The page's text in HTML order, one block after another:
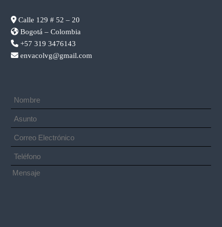
Calle 129 # 52 – 20
Bogotá – Colombia
+57 319 3476143
envacolvg@gmail.com